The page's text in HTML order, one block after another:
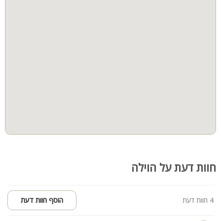
חוות דעת על הוילה
4 חוות דעת הוסף חוות דעת